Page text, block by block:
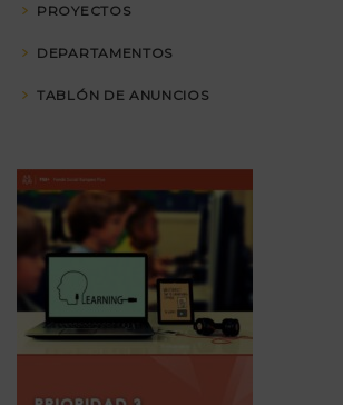
PROYECTOS
DEPARTAMENTOS
TABLÓN DE ANUNCIOS